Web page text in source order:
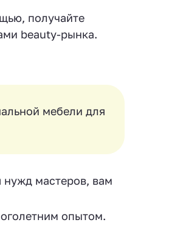
получайте
beauty-рынка.
мебели для
мастеров, вам
опытом.